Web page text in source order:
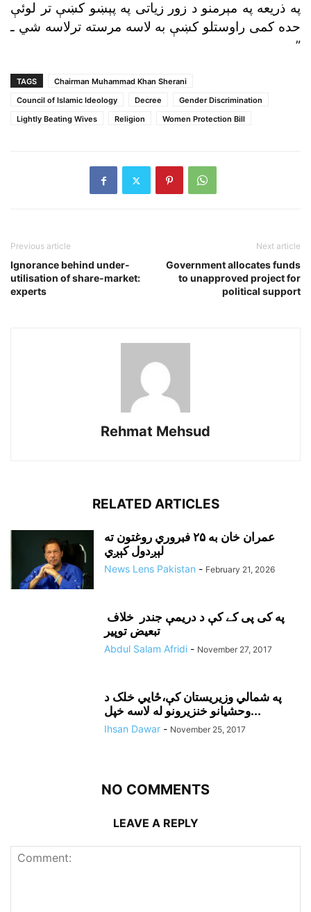
په ذريعه په مېرمنو د زور زياتى په پېښو کښې تر لوئې
حده کمى راوستلو کښې به لاسه مرسته ترلاسه شي ـ
”
TAGS
Chairman Muhammad Khan Sherani
Council of Islamic Ideology
Decree
Gender Discrimination
Lightly Beating Wives
Religion Women Protection Bill
Previous article
Ignorance behind under-
utilisation of share-market:
experts
Next article
Government allocates funds
to unapproved project for
political support
Rehmat Mehsud
RELATED ARTICLES
عمران خان به ۲۵ فبروري روغتون ته
لېږدول کېږي
News Lens Pakistan - February 21, 2026
په کی پی کے کې د دريمې جندر خلاف
تبعيض توپير
Abdul Salam Afridi - November 27, 2017
په شمالي وزيريستان کې،ځايي خلک د
وحشيانو خنزيرونو له لاسه خپل...
Ihsan Dawar - November 25, 2017
NO COMMENTS
LEAVE A REPLY